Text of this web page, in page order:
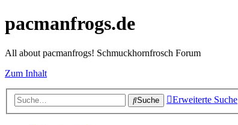
pacmanfrogs.de
All about pacmanfrogs! Schmuckhornfrosch Forum
Zum Inhalt
Suche Erweiterte Suche